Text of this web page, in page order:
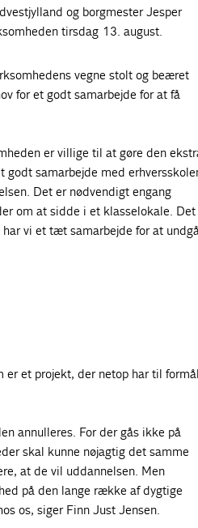
og borgmester Jesper
tirsdag 13. august.
vegne stolt og beæret
for et godt samarbejde for at få
er villige til at gøre den
samarbejde med
Det er nødvendigt engang
om at sidde i et klasselokale. Det
vi et tæt samarbejde for at
er et projekt, der netop har til formål
annulleres. For der gås ikke på
skal kunne nøjagtig det samme
at de vil uddannelsen. Men
på den lange række af dygtige
os, siger Finn Just Jensen.